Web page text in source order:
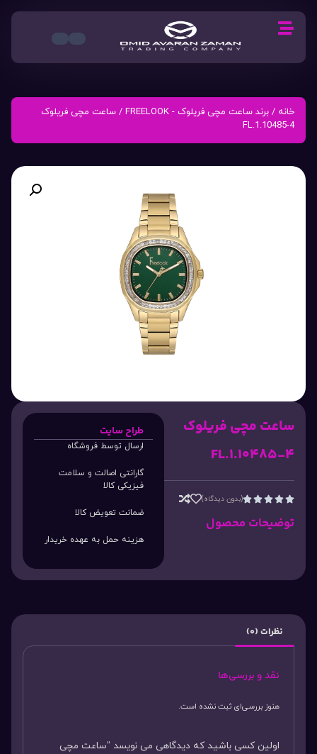
خانه / برند ساعت مچی فریلوک - FREELOOK
/ ساعت مچی فریلوک
FL.1.10485-4
ساعت مچی فریلوک
FL.1.10485-4




(بدون دیدگاه)
توضیحات محصول
طراح سایت
ارسال توسط فروشگاه
گارانتی اصالت و سلامت
فیزیکی کالا
ضمانت تعویض کالا
هزینه حمل به عهده خریدار
نظرات (0)
نقد و بررسی‌ها
هنوز بررسی‌ای ثبت نشده است.
اولین کسی باشید که دیدگاهی می نویسد “ساعت مچی